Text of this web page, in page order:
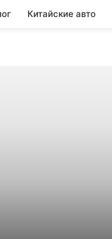
Китайские авто